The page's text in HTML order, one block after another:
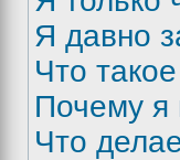
Я давно
Что
Почему я
Что